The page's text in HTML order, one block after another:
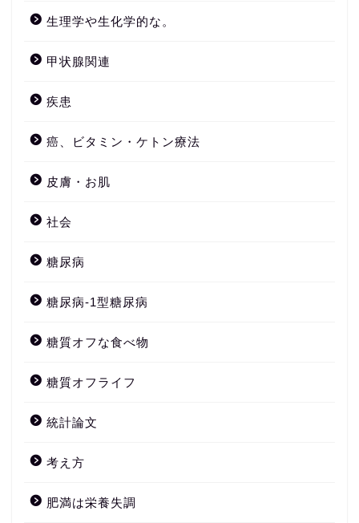
生理学や生化学的な。
甲状腺関連
疾患
癌、ビタミン・ケトン療法
皮膚・お肌
社会
糖尿病
糖尿病-1型糖尿病
糖質オフな食べ物
糖質オフライフ
統計論文
考え方
肥満は栄養失調